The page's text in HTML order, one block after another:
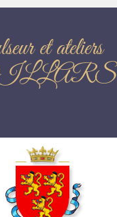
et ateliers
VILLARS